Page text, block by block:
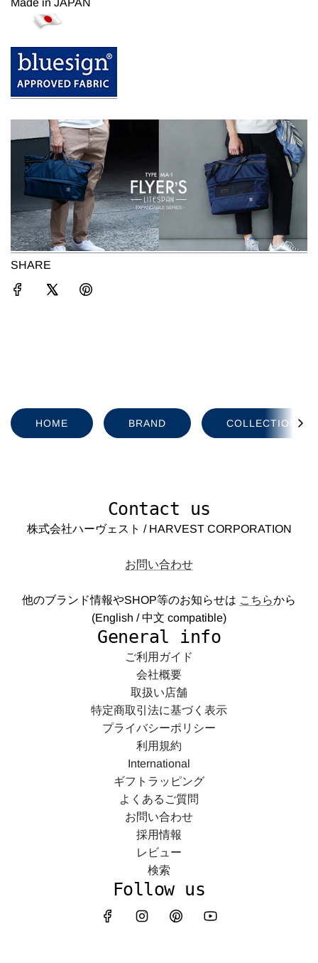
Made in JAPAN
SHARE
HOME BRAND COLLECTION
Contact us
株式会社ハーヴェスト / HARVEST CORPORATION
お問い合わせ
他のブランド情報やSHOP等のお知らせは こちらから
(English / 中文 compatible)
General info
ご利用ガイド
会社概要
取扱い店舗
特定商取引法に基づく表示
プライバシーポリシー
利用規約
International
ギフトラッピング
よくあるご質問
お問い合わせ
採用情報
レビュー
検索
Follow us